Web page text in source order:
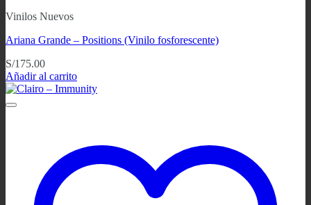
Vinilos Nuevos
Ariana Grande – Positions (Vinilo fosforescente)
S/175.00
Añadir al carrito